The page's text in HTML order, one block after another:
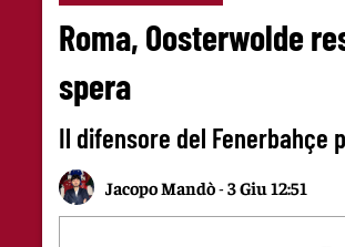
Roma, Oosterwolde
spera
Il difensore del Fenerbahçe
Jacopo Mandò-3 Giu 12:51